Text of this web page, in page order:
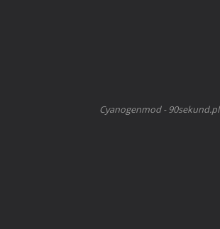
Cyanogenmod - 90sekund.pl